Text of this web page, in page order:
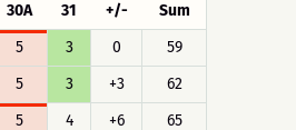
30A 31 +/-
Sum
5 3 0
59
5 3 +3
62
5 4 +6
65